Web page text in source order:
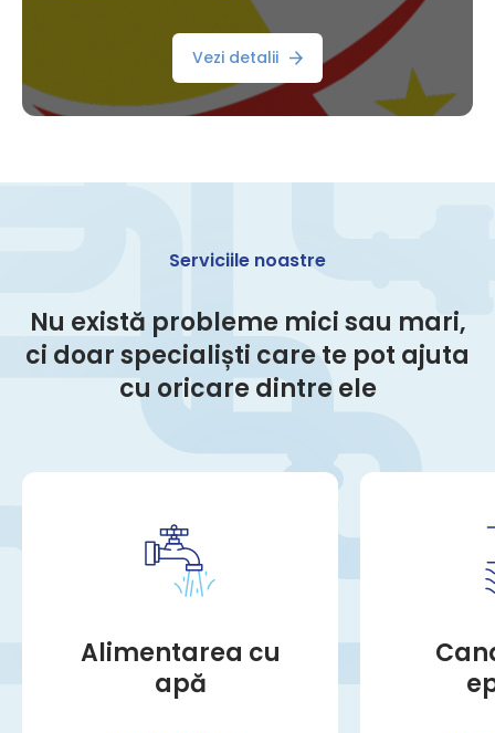
Vezi detalii
Serviciile noastre
Nu există probleme mici sau mari,
ci doar specialiști care te pot ajuta
cu oricare dintre ele
Alimentarea cu
apă